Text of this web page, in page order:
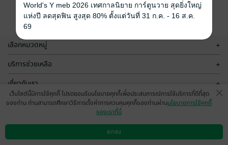
เลือกหมวดหมู่ +
บริการช่วยเหลือ +
เกี่ยวกับเรา +
กลุ่มธุรกิจในเครือ
ดาวน์โหลดแอป วิธีการใช้งาน ติดต่อเรา
เว็บไซต์นี้มีการใช้คุกกี้ โปรดยอมรับนโยบายคุกกี้เพื่อประสบการณ์การใช้บริการที่ดีที่สุด
ของท่าน ท่านสามารถศึกษาวิธีการตั้งค่าการควบคุมคุกกี้ของท่านผ่านนโยบายการใช้คุกกี้
ของเราที่นี่
ตกลง
World's Y meb 2026 เทศกาลนิยาย การ์ตูนวาย สุดยิ่งใหญ่
แห่งปี ลดสุดฟิน สูงสุด 80% ตั้งแต่วันที่ 31 ก.ค. - 16 ส.ค.
69